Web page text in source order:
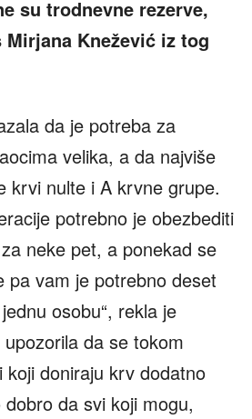
su trodnevne rezerve,
Knežević iz tog
da je potreba za
velika, a da najviše
krvi nulte i A krvne grupe.
potrebno je obezbediti
neke pet, a ponekad se
pa vam je potrebno deset
osobu“, rekla je
da se tokom
koji doniraju krv dodatno
da svi koji mogu,